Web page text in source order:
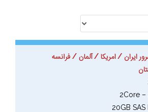
ایران / امریکا / آلمان / فرانسه